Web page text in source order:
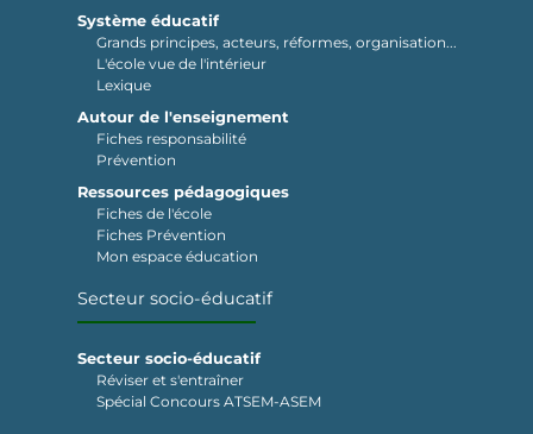
Système éducatif
Grands principes, acteurs, réformes, organisation...
L'école vue de l'intérieur
Lexique
Autour de l'enseignement
Fiches responsabilité
Prévention
Ressources pédagogiques
Fiches de l'école
Fiches Prévention
Mon espace éducation
Secteur socio-éducatif
Secteur socio-éducatif
Réviser et s'entraîner
Spécial Concours ATSEM-ASEM